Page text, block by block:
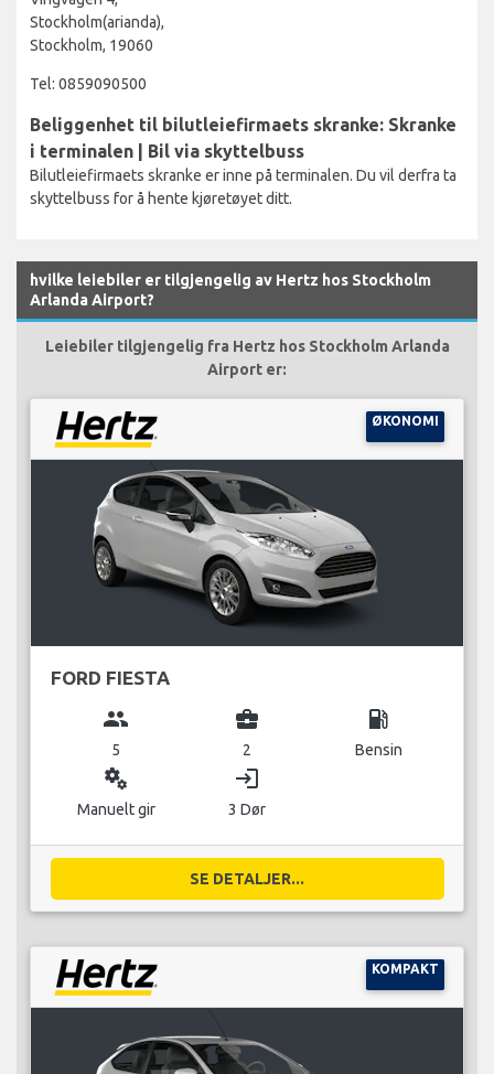
Stockholm(arianda),
Stockholm, 19060
Tel: 0859090500
Beliggenhet til bilutleiefirmaets skranke: Skranke
i terminalen | Bil via skyttelbuss
Bilutleiefirmaets skranke er inne på terminalen. Du vil derfra ta
skyttelbuss for å hente kjøretøyet ditt.
hvilke leiebiler er tilgjengelig av Hertz hos Stockholm
Arlanda Airport?
Leiebiler tilgjengelig fra Hertz hos Stockholm Arlanda
Airport er:
ØKONOMI
FORD FIESTA
group
5
business_center
2
local_gas_station
Bensin
miscellaneous_services
Manuelt gir
login
3 Dør
SE DETALJER...
KOMPAKT